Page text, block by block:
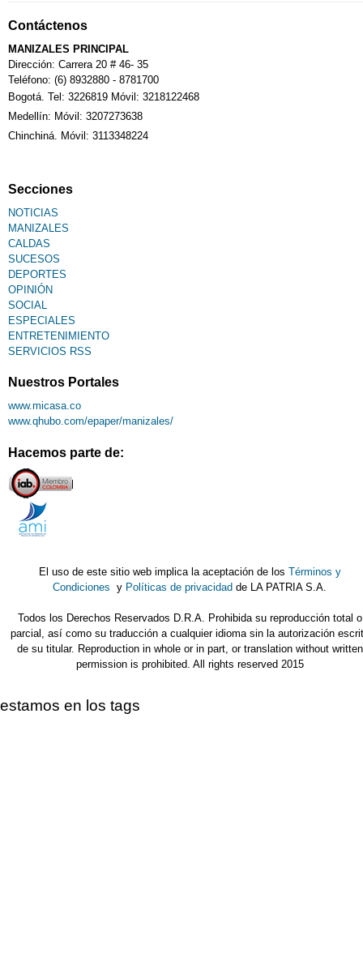
Contáctenos
MANIZALES PRINCIPAL
Dirección: Carrera 20 # 46- 35
Teléfono: (6) 8932880 - 8781700
Bogotá. Tel: 3226819 Móvil: 3218122468
Medellín: Móvil: 3207273638
Chinchiná. Móvil: 3113348224
Secciones
NOTICIAS
MANIZALES
CALDAS
SUCESOS
DEPORTES
OPINIÓN
SOCIAL
ESPECIALES
ENTRETENIMIENTO
SERVICIOS RSS
Nuestros Portales
www.micasa.co
www.qhubo.com/epaper/manizales/
Hacemos parte de:
El uso de este sitio web implica la aceptación de los Términos y
Condiciones y Políticas de privacidad de LA PATRIA S.A.
Todos los Derechos Reservados D.R.A. Prohibida su reproducción total o
parcial, así como su traducción a cualquier idioma sin la autorización
de su titular. Reproduction in whole or in part, or translation without written
permission is prohibited. All rights reserved 2015
estamos en los tags